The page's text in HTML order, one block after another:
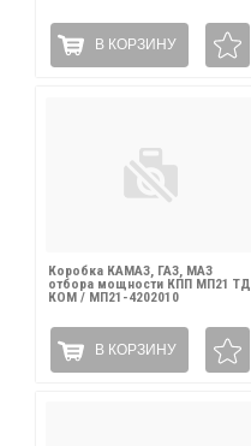
В КОРЗИНУ
Коробка КАМАЗ, ГАЗ, МАЗ
отбора мощности КПП МП21 ТД
КОМ / МП21-4202010
В КОРЗИНУ